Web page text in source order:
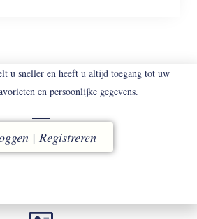
LEVERING
uur besteld, direct verzonden
u sneller en heeft u altijd toegang tot uw
en persoonlijke gegevens.
| Registreren